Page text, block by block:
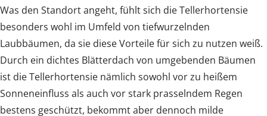
Was den Standort angeht, fühlt sich die Tellerhortensie
besonders wohl im Umfeld von tiefwurzelnden
Laubbäumen, da sie diese Vorteile für sich zu nutzen weiß.
Durch ein dichtes Blätterdach von umgebenden Bäumen
ist die Tellerhortensie nämlich sowohl vor zu heißem
Sonneneinfluss als auch vor stark prasselndem Regen
bestens geschützt, bekommt aber dennoch milde